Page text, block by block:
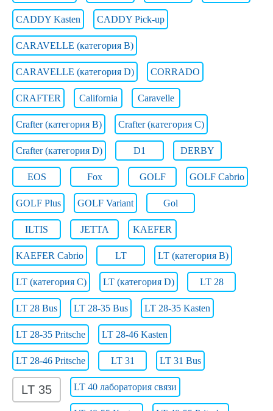
CADDY Kasten CADDY Pick-up
CARAVELLE (категория B)
CARAVELLE (категория D) CORRADO
CRAFTER California Caravelle
Crafter (категория B) Crafter (категория C)
Crafter (категория D) D1 DERBY
EOS Fox GOLF GOLF Cabrio
GOLF Plus GOLF Variant Gol
ILTIS JETTA KAEFER
KAEFER Cabrio LT LT (категория B)
LT (категория C) LT (категория D) LT 28
LT 28 Bus LT 28-35 Bus LT 28-35 Kasten
LT 28-35 Pritsche LT 28-46 Kasten
LT 28-46 Pritsche LT 31 LT 31 Bus
LT 35 LT 40 лаборатория связи